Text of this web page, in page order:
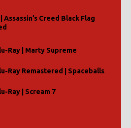
Assassin’s Creed Black Flag
Ray | Marty Supreme
Ray Remastered | Spaceballs
Ray | Scream 7